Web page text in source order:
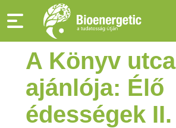
A Könyv utca
ajánlója: Élő
édességek II.